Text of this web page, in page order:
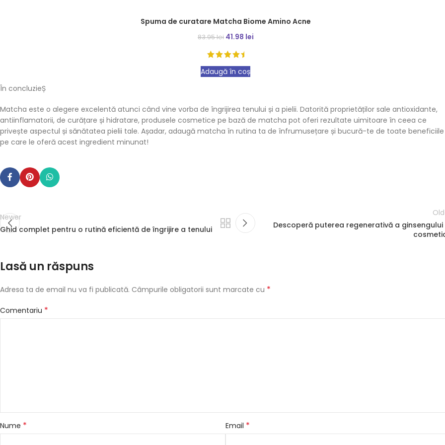
Spuma de curatare Matcha Biome Amino Acne
83.95lei 41.98 lei
Adaugă în coș
În concluzieȘ
Matcha este o alegere excelentă atunci când vine vorba de îngrijirea tenului și a pielii. Datorită proprietăților sale antioxidante,
antiinflamatorii, de curățare și hidratare, produsele cosmetice pe bază de matcha pot oferi rezultate uimitoare în ceea ce
privește aspectul și sănătatea pielii tale. Așadar, adaugă matcha în rutina ta de înfrumusețare și bucură-te de toate beneficiile
pe care le oferă acest ingredient minunat!
Newer
Ghid complet pentru o rutină eficientă de îngrijire a tenului
Descoperă puterea regenerativă a ginsengului
Lasă un răspuns
Adresa ta de email nu va fi publicată. Câmpurile obligatorii sunt marcate cu *
Comentariu *
Nume * Email *